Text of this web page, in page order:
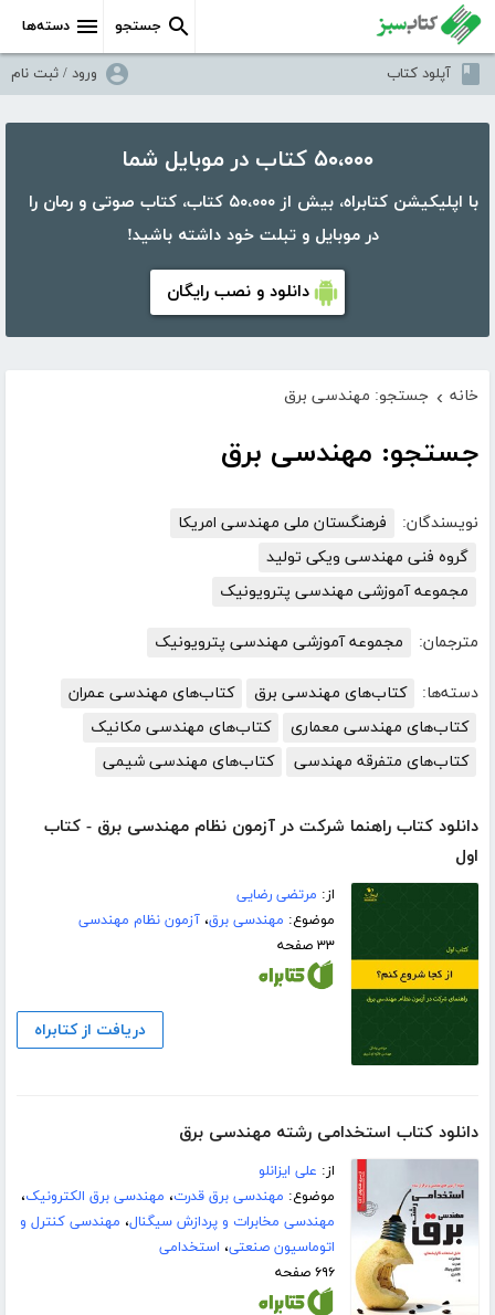
دسته‌ها جستجو
آپلود کتاب ورود / ثبت نام
۵۰،۰۰۰ کتاب در موبایل شما
با اپلیکیشن کتابراه، بیش از ۵۰،۰۰۰ کتاب، کتاب صوتی و رمان را
در موبایل و تبلت خود داشته باشید!
دانلود و نصب رایگان
خانه › جستجو: مهندسی برق
جستجو: مهندسی برق
نویسندگان:
فرهنگستان ملی مهندسی امریکا
گروه فنی مهندسی ویکی تولید
مجموعه آموزشی مهندسی پترویونیک
مترجمان: مجموعه آموزشی مهندسی پترویونیک
دسته‌ها: کتاب‌های مهندسی برق
کتاب‌های مهندسی عمران
کتاب‌های مهندسی معماری
کتاب‌های مهندسی مکانیک
کتاب‌های متفرقه مهندسی
کتاب‌های مهندسی شیمی
دانلود کتاب راهنما شرکت در آزمون نظام مهندسی برق - کتاب
اول
از: مرتضی رضایی
موضوع: مهندسی برق،آزمون نظام مهندسی
۳۳ صفحه
دریافت از کتابراه
دانلود کتاب استخدامی رشته مهندسی برق
از: علی ایزانلو
موضوع: مهندسی برق قدرت، مهندسی برق الکترونیک،
مهندسی مخابرات و پردازش سیگنال، مهندسی کنترل و
اتوماسیون صنعتی، استخدامی
۶۹۶ صفحه